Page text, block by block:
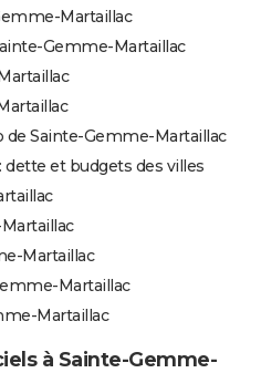
Martaillac
Gemme-Martaillac
Sainte-Gemme-Martaillac
et budgets des villes
Martaillac
Martaillac
Martaillac
à Sainte-Gemme-